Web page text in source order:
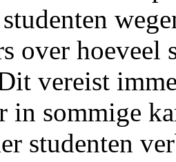
over hoeveel
vereist
in sommige
studenten